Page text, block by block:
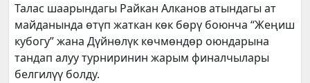
Талас шаарындагы Райкан Алканов атындагы ат
майданында өтүп жаткан көк бөрү боюнча “Жеңиш
кубогу” жана Дүйнөлүк көчмөндөр оюндарына
тандап алуу турниринин жарым финалчылары
белгилүү болду.